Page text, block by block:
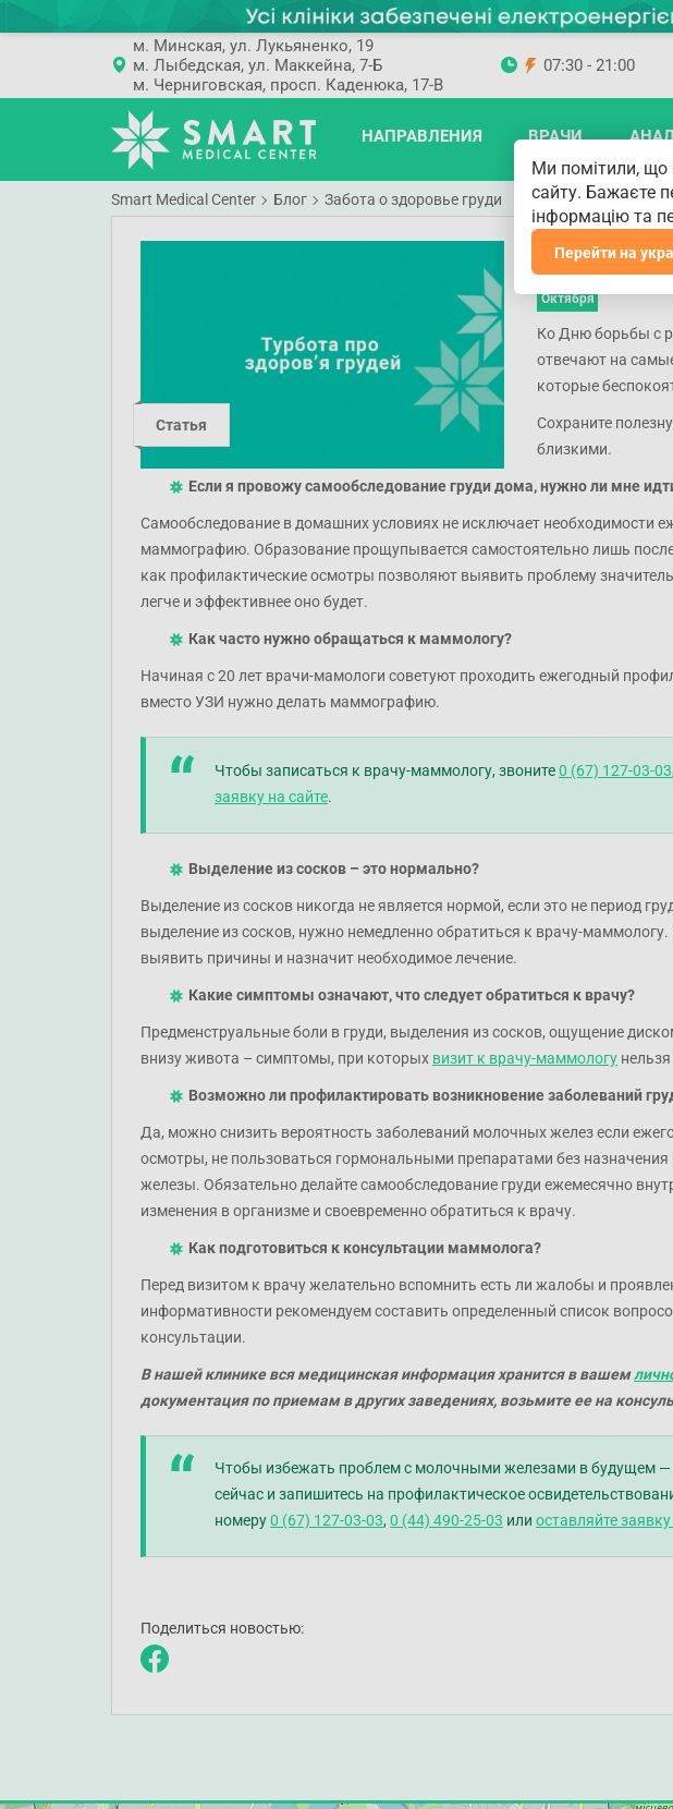
м. Минская, ул. Лукьяненко, 19
м. Лыбедская, ул. Маккейна, 7-Б
м. Черниговская, просп. Каденюка, 17-В
07:30 - 21:00
НАПРАВЛЕНИЯ ВРАЧИ
Smart Medical Center Блог Забота о здоровье груди
Статья
Октября
Забота
Ко Дню борьбы с
отвечают на
которые
Сохраните
близкими.
Если я провожу самообследование груди дома, нужно ли мне
Самообследование в домашних условиях не исключает необходимости
маммографию. Образование прощупывается самостоятельно лишь
как профилактические осмотры позволяют выявить проблему
легче и эффективнее оно будет.
Как часто нужно обращаться к маммологу?
Начиная с 20 лет врачи-мамологи советуют проходить ежегодный
вместо УЗИ нужно делать маммографию.
Чтобы записаться к врачу-маммологу, звоните0 (67) 127-03-03,
заявку на сайте.
Выделение из сосков – это нормально?
Выделение из сосков никогда не является нормой, если это не период
выделение из сосков, нужно немедленно обратиться к врачу-
выявить причины и назначит необходимое лечение.
Какие симптомы означают, что следует обратиться к врачу?
Предменструальные боли в груди, выделения из сосков, ощущение
внизу живота – симптомы, при которых визит к врачу-маммологу
Возможно ли профилактировать возникновение заболеваний
Да, можно снизить вероятность заболеваний молочных желез если
осмотры, не пользоваться гормональными препаратами без
железы. Обязательно делайте самообследование груди ежемесячно
изменения в организме и своевременно обратиться к врачу.
Как подготовиться к консультации маммолога?
Перед визитом к врачу желательно вспомнить есть ли жалобы и
информативности рекомендуем составить определенный список
консультации.
В нашей клинике вся медицинская информация хранится в вашем
документация по приемам в других заведениях, возьмите ее на
Чтобы избежать проблем с молочными железами в будущем —
сейчас и запишитесь на профилактическое
номеру0 (67) 127-03-03, 0 (44) 490-25-03 или оставляйте
Поделиться новостью:
Ми помітили, що
сайту. Бажаєте
інформацію та
Перейти на